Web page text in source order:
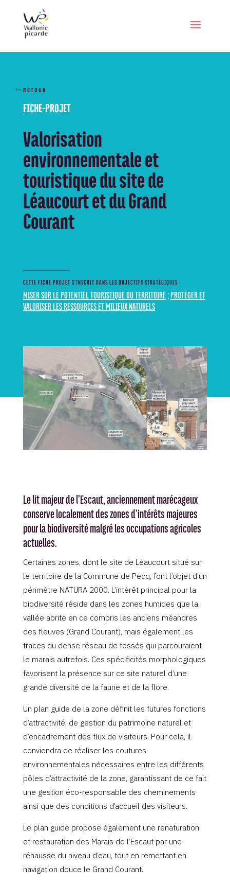
RETOUR
FICHE-PROJET
Valorisation
environnementale et
touristique du site de
Léaucourt et du Grand
Courant
CETTE FICHE PROJET S’INSCRIT DANS LES OBJECTIFS STRATÉGIQUES
MISER SUR LE POTENTIEL TOURISTIQUE DU TERRITOIRE;PROTÉGER ET
VALORISER LES RESSOURCES ET MILIEUX NATURELS
Le lit majeur de l’Escaut, anciennement marécageux
conserve localement des zones d’intérêts majeures
pour la biodiversité malgré les occupations agricoles
actuelles.
Certaines zones, dont le site de Léaucourt situé sur
le territoire de la Commune de Pecq, font l’objet d’un
périmètre NATURA 2000. L’intérêt principal pour la
biodiversité réside dans les zones humides que la
vallée abrite en ce compris les anciens méandres
des fleuves (Grand Courant), mais également les
traces du dense réseau de fossés qui parcouraient
le marais autrefois. Ces spécificités morphologiques
favorisent la présence sur ce site naturel d’une
grande diversité de la faune et de la flore.
Un plan guide de la zone définit les futures fonctions
d’attractivité, de gestion du patrimoine naturel et
d’encadrement des flux de visiteurs. Pour cela, il
conviendra de réaliser les coutures
environnementales nécessaires entre les différents
pôles d’attractivité de la zone, garantissant de ce fait
une gestion éco-responsable des cheminements
ainsi que des conditions d’accueil des visiteurs.
Le plan guide propose également une renaturation
et restauration des Marais de l’Escaut par une
réhausse du niveau d’eau, tout en remettant en
navigation douce le Grand Courant.